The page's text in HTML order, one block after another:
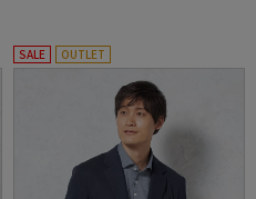
SALE OUTLET